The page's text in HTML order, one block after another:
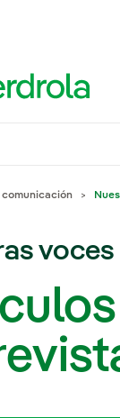
voces